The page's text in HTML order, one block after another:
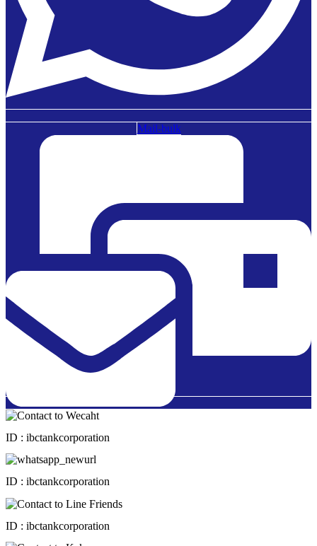
Mail-bulk
ID : ibctankcorporation
ID : ibctankcorporation
ID : ibctankcorporation